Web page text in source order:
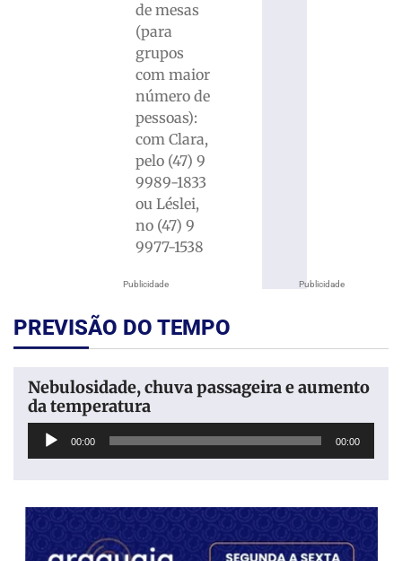
Publicidade
de mesas
(para
grupos
com maior
número de
pessoas):
com Clara,
pelo (47) 9
9989-1833
ou Léslei,
no (47) 9
9977-1538
Publicidade
PREVISÃO DO TEMPO
Nebulosidade, chuva passageira e aumento
da temperatura
Tocador
00:00 00:00